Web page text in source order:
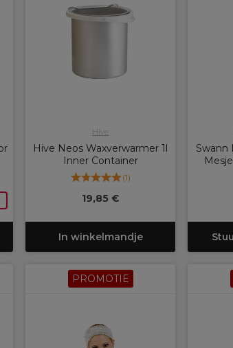
Hive
Hive Neos Waxverwarmer 1l
Inner Container
(1)
19,85 €
In winkelmandje
Swann
PROMOTIE